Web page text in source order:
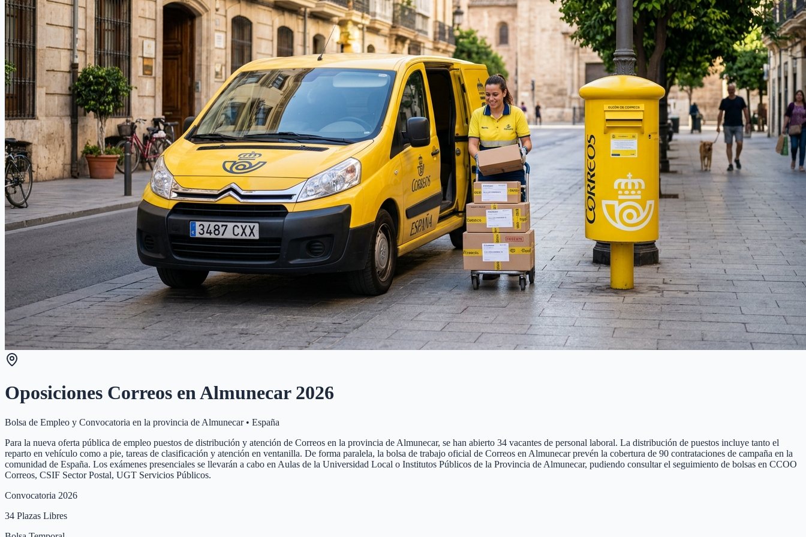
Oposiciones Correos enAlmunecar2026
Bolsa de Empleo y Convocatoria en la provincia de Almunecar• España
Para la nueva oferta pública de empleo puestos de distribución y atención de Correos en la provincia de Almunecar, se han abierto 34 vacantes de personal laboral. La distribución de puestos incluye tanto el
reparto en vehículo como a pie, tareas de clasificación y atención en ventanilla. De forma paralela, la bolsa de trabajo oficial de Correos en Almunecar prevén la cobertura de 90 contrataciones de campaña en la
comunidad de España. Los exámenes presenciales se llevarán a cabo en Aulas de la Universidad Local o Institutos Públicos de la Provincia de Almunecar, pudiendo consultar el seguimiento de bolsas en CCOO
Correos, CSIF Sector Postal, UGT Servicios Públicos.
Convocatoria 2026
34 Plazas Libres